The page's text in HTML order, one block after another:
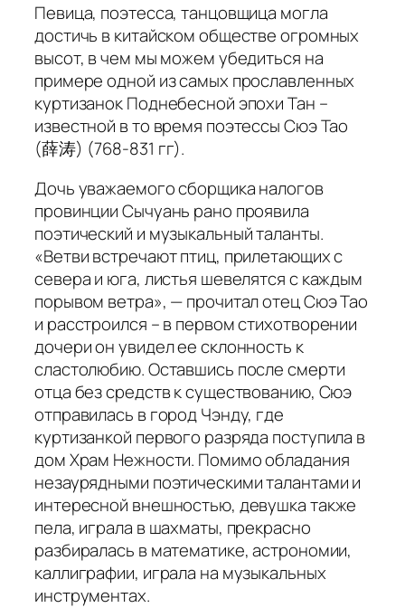
Певица, поэтесса, танцовщица могла
достичь в китайском обществе огромных
высот, в чем мы можем убедиться на
примере одной из самых прославленных
куртизанок Поднебесной эпохи Тан –
известной в то время поэтессы Сюэ Тао
(薛涛) (768-831 гг).
Дочь уважаемого сборщика налогов
провинции Сычуань рано проявила
поэтический и музыкальный таланты.
«Ветви встречают птиц, прилетающих с
севера и юга, листья шевелятся с каждым
порывом ветра», — прочитал отец Сюэ Тао
и расстроился – в первом стихотворении
дочери он увидел ее склонность к
сластолюбию. Оставшись после смерти
отца без средств к существованию, Сюэ
отправилась в город Чэнду, где
куртизанкой первого разряда поступила в
дом Храм Нежности. Помимо обладания
незаурядными поэтическими талантами и
интересной внешностью, девушка также
пела, играла в шахматы, прекрасно
разбиралась в математике, астрономии,
каллиграфии, играла на музыкальных
инструментах.